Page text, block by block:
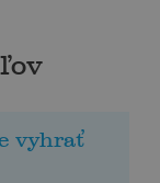
vyhrať